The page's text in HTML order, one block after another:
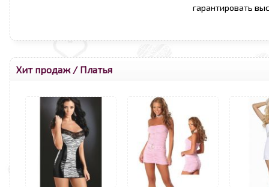
гарантировать
Хит продаж/ Платья